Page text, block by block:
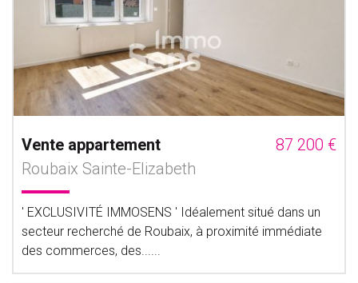
Vente appartement
87 200 €
Roubaix Sainte-Elizabeth
' EXCLUSIVITÉ IMMOSENS ' Idéalement situé dans un
secteur recherché de Roubaix, à proximité immédiate
des commerces, des......